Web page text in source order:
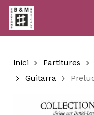
Skip
main
content
Inici Partitures
Guitarra